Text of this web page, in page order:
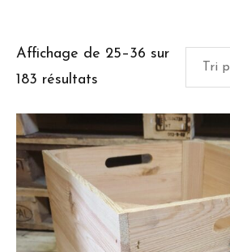
Affichage de 25–36 sur
183 résultats